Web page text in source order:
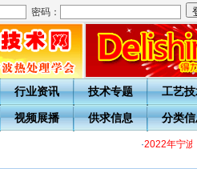
密码：
行业资讯 技术专题 工艺
视频展播 供求信息 分类
2022年宁波